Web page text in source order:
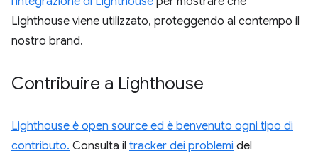
Lighthouse viene utilizzato, proteggendo al contempo il
nostro brand.
Contribuire a Lighthouse
Lighthouse è open source ed è benvenuto ogni tipo di
contributo. Consulta il tracker dei problemi del